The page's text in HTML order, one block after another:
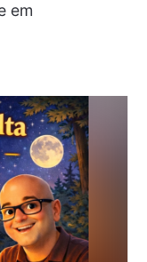
em